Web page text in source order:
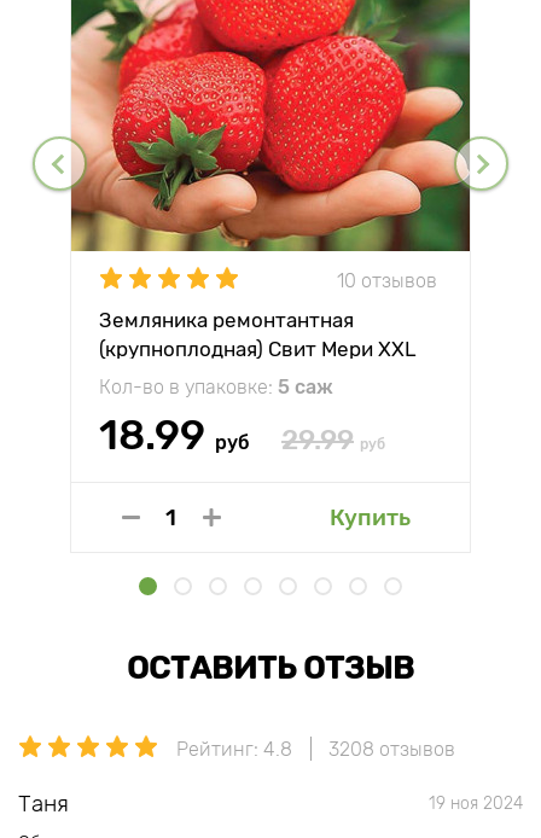
10 отзывов
Земляника ремонтантная
(крупноплодная) Свит Мери XXL
Кол-во в упаковке: 5 саж
18.99 руб 29.99 руб
Купить
ОСТАВИТЬ ОТЗЫВ
Рейтинг: 4.8 3208 отзывов
Таня 19 ноя 2024